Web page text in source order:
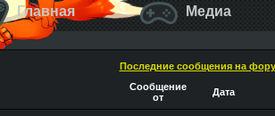
Главная Медиа
Последние сообщения на
Сообщение
от
Дата